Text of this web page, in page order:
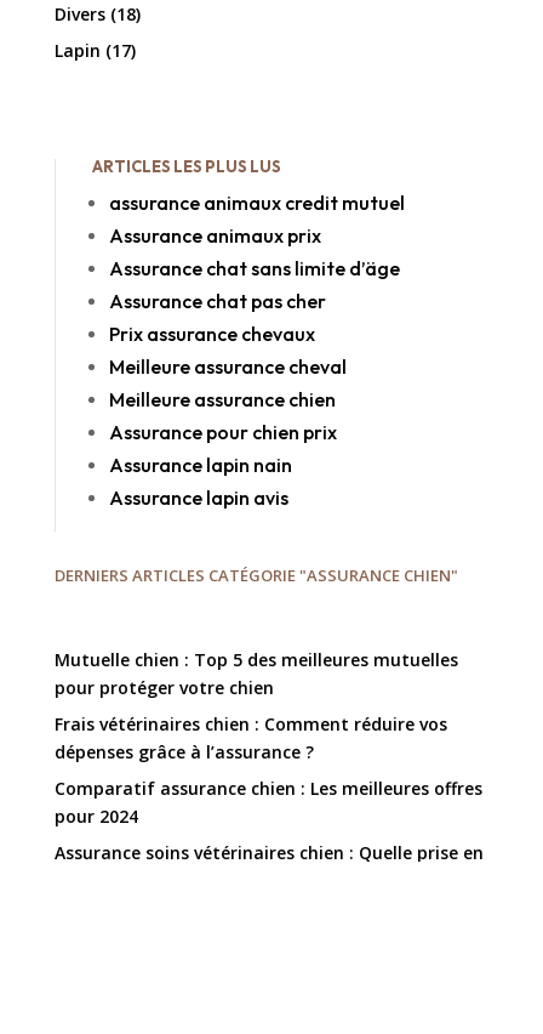
Divers(18)
Lapin (17)
ARTICLES LES PLUS LUS
assurance animaux credit mutuel
Assurance animaux prix
Assurance chat sans limite d’äge
Assurance chat pas cher
Prix assurance chevaux
Meilleure assurance cheval
Meilleure assurance chien
Assurance pour chien prix
Assurance lapin nain
Assurance lapin avis
DERNIERS ARTICLES CATÉGORIE "ASSURANCE CHIEN"
Mutuelle chien : Top 5 des meilleures mutuelles
pour protéger votre chien
Frais vétérinaires chien : Comment réduire vos
dépenses grâce à l’assurance ?
Comparatif assurance chien : Les meilleures offres
pour 2024
Assurance soins vétérinaires chien : Quelle prise en